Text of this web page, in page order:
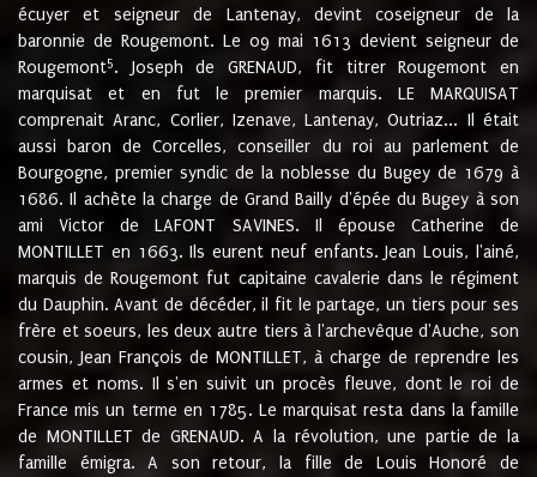
écuyer et seigneur de Lantenay, devint coseigneur de la
baronnie de Rougemont. Le 09 mai 1613 devient seigneur de
Rougemont5. Joseph de GRENAUD, fit titrer Rougemont en
marquisat et en fut le premier marquis. LE MARQUISAT
comprenait Aranc, Corlier, Izenave, Lantenay, Outriaz... Il était
aussi baron de Corcelles, conseiller du roi au parlement de
Bourgogne, premier syndic de la noblesse du Bugey de 1679 à
1686. Il achète la charge de Grand Bailly d'épée du Bugey à son
ami Victor de LAFONT SAVINES. Il épouse Catherine de
MONTILLET en 1663. Ils eurent neuf enfants. Jean Louis, l'ainé,
marquis de Rougemont fut capitaine cavalerie dans le régiment
du Dauphin. Avant de décéder, il fit le partage, un tiers pour ses
frère et soeurs, les deux autre tiers à l'archevêque d'Auche, son
cousin, Jean François de MONTILLET, à charge de reprendre les
armes et noms. Il s'en suivit un procès fleuve, dont le roi de
France mis un terme en 1785. Le marquisat resta dans la famille
de MONTILLET de GRENAUD. A la révolution, une partie de la
famille émigra. A son retour, la fille de Louis Honoré de